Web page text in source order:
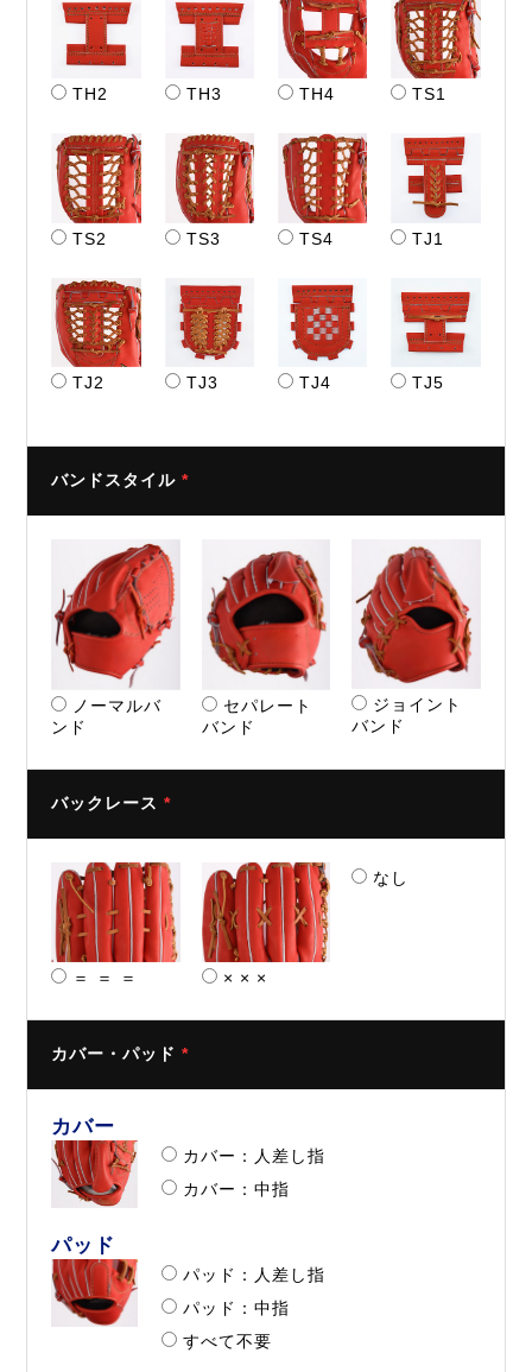
TH2 TH3 TH4 TS1
TS2 TS3 TS4 TJ1
TJ2 TJ3 TJ4 TJ5
バンドスタイル*
ノーマルバ
ンド
セパレート
バンド
ジョイント
バンド
バックレース*
＝ ＝ ＝ × × ×
なし
カバー・パッド*
カバー
カバー：人差し指
カバー：中指
パッド
パッド：人差し指
パッド：中指
すべて不要